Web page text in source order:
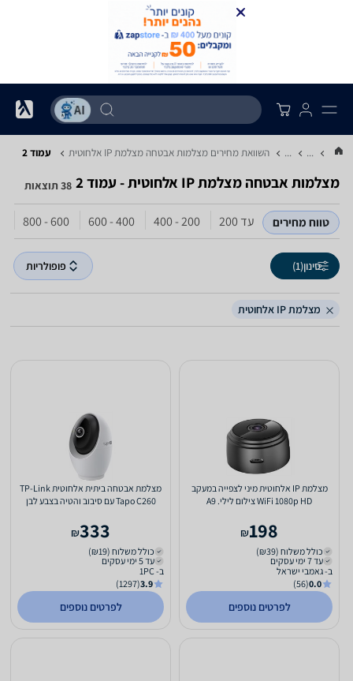
...
... השוואת מחירים מצלמות אבטחה ‏מצלמת IP אלחוטית עמוד 2
מצלמות אבטחה ‏מצלמת IP אלחוטית - עמוד 2 38 תוצאות
טווח מחירים עד 200 200 - 400
400 - 600
600 - 800
סינון(1) פופולריות
מצלמת IP אלחוטית
מצלמת IP אלחוטית מיני לצפייה במעקב
WiFi 1080p HD צילום לילי. A9
198
₪
כולל משלוח (₪39)
עד 7 ימי עסקים
ב- גאמבי ישראל
0.0
(56)
לפרטים נוספים
מצלמת אבטחה ביתית אלחוטית TP-Link
Tapo C260 עם סיבוב והטיה בצבע לבן
333
₪
כולל משלוח (₪19)
עד 5 ימי עסקים
ב- 1PC
3.9
(1297)
לפרטים נוספים